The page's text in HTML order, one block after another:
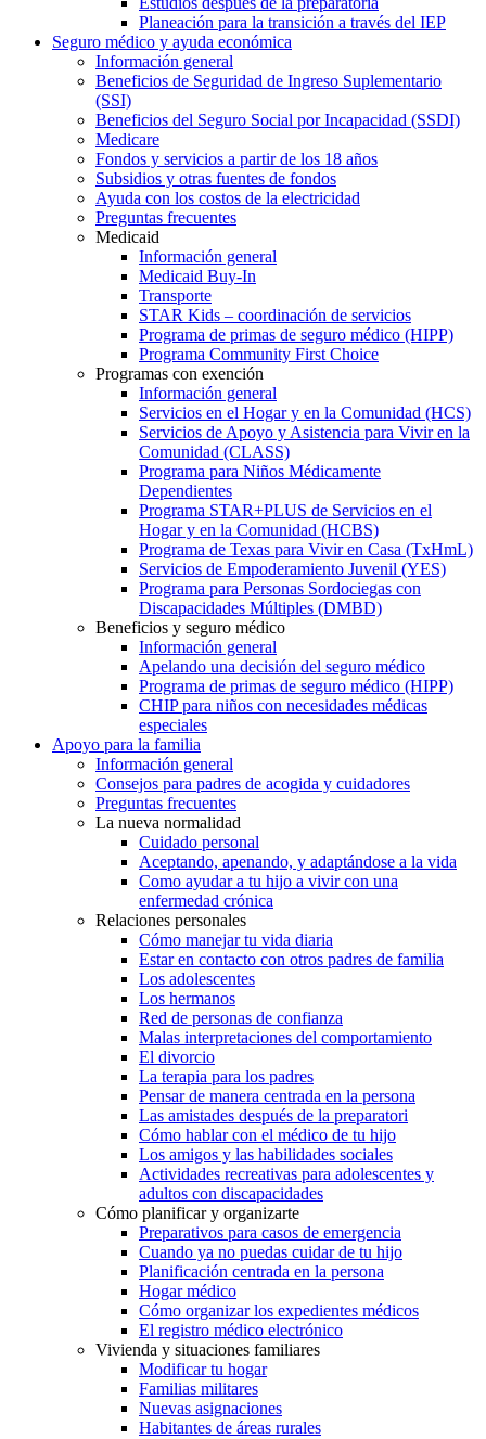
Planeación para la transición a través del IEP
Seguro médico y ayuda económica
Información general
Beneficios de Seguridad de Ingreso Suplementario
(SSI)
Beneficios del Seguro Social por Incapacidad (SSDI)
Medicare
Fondos y servicios a partir de los 18 años
Subsidios y otras fuentes de fondos
Ayuda con los costos de la electricidad
Preguntas frecuentes
Medicaid
Información general
Medicaid Buy-In
Transporte
STAR Kids – coordinación de servicios
Programa de primas de seguro médico (HIPP)
Programa Community First Choice
Programas con exención
Información general
Servicios en el Hogar y en la Comunidad (HCS)
Servicios de Apoyo y Asistencia para Vivir en la
Comunidad (CLASS)
Programa para Niños Médicamente
Dependientes
Programa STAR+PLUS de Servicios en el
Hogar y en la Comunidad (HCBS)
Programa de Texas para Vivir en Casa (TxHmL)
Servicios de Empoderamiento Juvenil (YES)
Programa para Personas Sordociegas con
Discapacidades Múltiples (DMBD)
Beneficios y seguro médico
Información general
Apelando una decisión del seguro médico
Programa de primas de seguro médico (HIPP)
CHIP para niños con necesidades médicas
especiales
Apoyo para la familia
Información general
Consejos para padres de acogida y cuidadores
Preguntas frecuentes
La nueva normalidad
Cuidado personal
Aceptando, apenando, y adaptándose a la vida
Como ayudar a tu hijo a vivir con una
enfermedad crónica
Relaciones personales
Cómo manejar tu vida diaria
Estar en contacto con otros padres de familia
Los adolescentes
Los hermanos
Red de personas de confianza
Malas interpretaciones del comportamiento
El divorcio
La terapia para los padres
Pensar de manera centrada en la persona
Las amistades después de la preparatori
Cómo hablar con el médico de tu hijo
Los amigos y las habilidades sociales
Actividades recreativas para adolescentes y
adultos con discapacidades
Cómo planificar y organizarte
Preparativos para casos de emergencia
Cuando ya no puedas cuidar de tu hijo
Planificación centrada en la persona
Hogar médico
Cómo organizar los expedientes médicos
El registro médico electrónico
Vivienda y situaciones familiares
Modificar tu hogar
Familias militares
Nuevas asignaciones
Habitantes de áreas rurales